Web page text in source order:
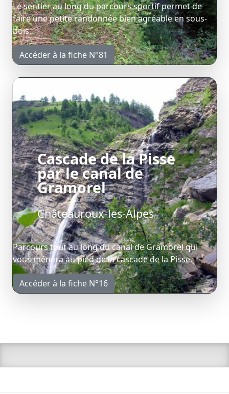
Le sentier au long du parcours sportif permet de
faire une petite randonnée bien agréable en sous-
bois.
Accéder à la fiche N°81
Cascade de la Pisse
par le canal de
Gramorel
Châteauroux-les-Alpes
Parcours tout au long du canal de Gramorel qui
vous ménera au pied de la cascade de la Pisse.
Accéder à la fiche N°16